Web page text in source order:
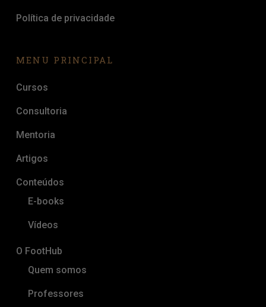
Política de privacidade
MENU PRINCIPAL
Cursos
Consultoria
Mentoria
Artigos
Conteúdos
E-books
Vídeos
O FootHub
Quem somos
Professores